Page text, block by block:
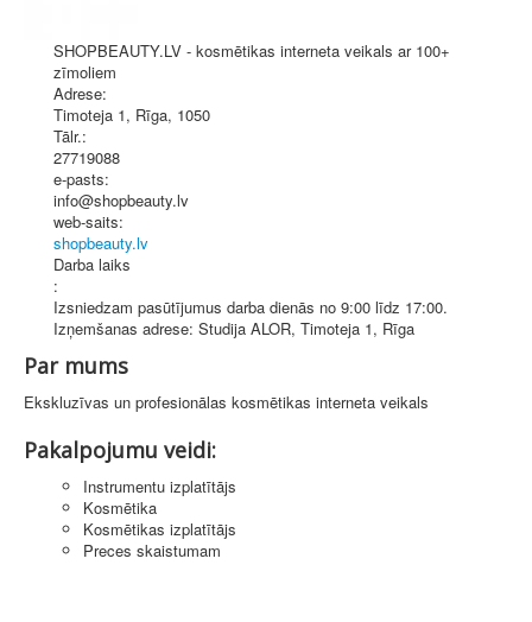
SHOPBEAUTY.LV - kosmētikas interneta veikals ar 100+
zīmoliem
Adrese:
Timoteja 1, Rīga, 1050
Tālr.:
27719088
e-pasts:
info@shopbeauty.lv
web-saits:
shopbeauty.lv
Darba laiks
:
Izsniedzam pasūtījumus darba dienās no 9:00 līdz 17:00.
Izņemšanas adrese: Studija ALOR, Timoteja 1, Rīga
Par mums
Ekskluzīvas un profesionālas kosmētikas interneta veikals
Pakalpojumu veidi:
Instrumentu izplatītājs
Kosmētika
Kosmētikas izplatītājs
Preces skaistumam